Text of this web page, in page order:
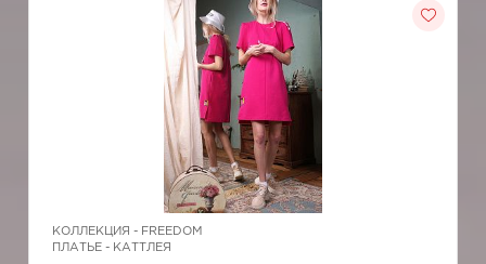
КОЛЛЕКЦИЯ - FREEDOM
ПЛАТЬЕ - КАТТЛЕЯ